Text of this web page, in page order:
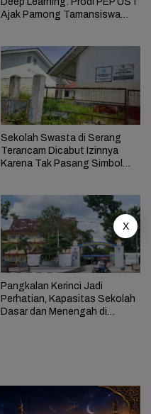
Ajak Pamong Tamansiswa
Sekolah Swasta di Serang
Terancam Dicabut Izinnya
Karena Tak Pasang Simbol
Pangkalan Kerinci Jadi
Perhatian, Kapasitas Sekolah
Dasar dan Menengah di
X